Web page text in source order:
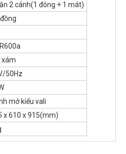
2 cánh(1 đông + 1 mát)
xám
50Hz
mở kiểu vali
x 610 x 915(mm)